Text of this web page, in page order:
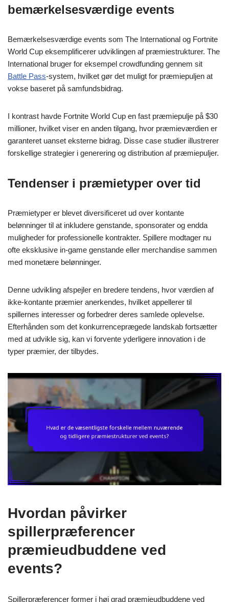
bemærkelsesværdige events
Bemærkelsesværdige events som The International og Fortnite
World Cup eksemplificerer udviklingen af præmiestrukturer. The
International bruger for eksempel crowdfunding gennem sit
Battle Pass-system, hvilket gør det muligt for præmiepuljen at
vokse baseret på samfundsbidrag.
I kontrast havde Fortnite World Cup en fast præmiepulje på $30
millioner, hvilket viser en anden tilgang, hvor præmieværdien er
garanteret uanset eksterne bidrag. Disse case studier illustrerer
forskellige strategier i generering og distribution af præmiepuljer.
Tendenser i præmietyper over tid
Præmietyper er blevet diversificeret ud over kontante
belønninger til at inkludere genstande, sponsorater og endda
muligheder for professionelle kontrakter. Spillere modtager nu
ofte eksklusive in-game genstande eller merchandise sammen
med monetære belønninger.
Denne udvikling afspejler en bredere tendens, hvor værdien af
ikke-kontante præmier anerkendes, hvilket appellerer til
spillernes interesser og forbedrer deres samlede oplevelse.
Efterhånden som det konkurrenceprægede landskab fortsætter
med at udvikle sig, kan vi forvente yderligere innovation i de
typer præmier, der tilbydes.
Hvordan påvirker
spillerpræferencer
præmieudbuddene ved
events?
Spillerpræferencer former i høj grad præmieudbuddene ved